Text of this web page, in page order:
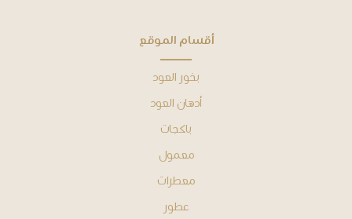
ﺃﻗﺴﺎﻡ ﺍﻟﻤﻮﻗﻊ
بخور العود
أدهان ﺍﻟﻌﻮﺩ
باكجات
معمول
معطرات
عطور